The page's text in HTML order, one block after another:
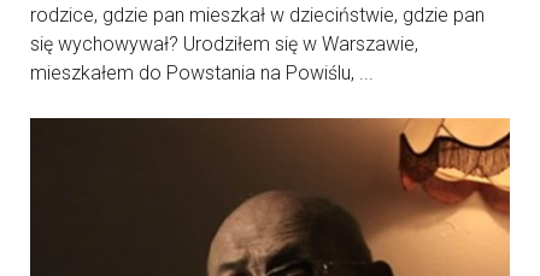
rodzice, gdzie pan mieszkał w dzieciństwie, gdzie pan
się wychowywał? Urodziłem się w Warszawie,
mieszkałem do Powstania na Powiślu, ...